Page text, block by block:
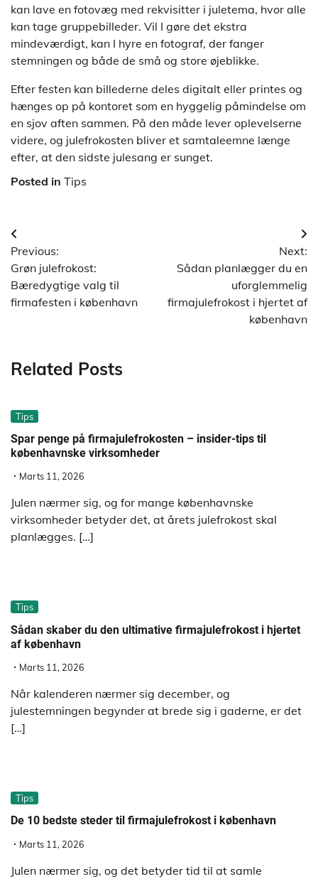
kan lave en fotovæg med rekvisitter i juletema, hvor alle
kan tage gruppebilleder. Vil I gøre det ekstra
mindeværdigt, kan I hyre en fotograf, der fanger
stemningen og både de små og store øjeblikke.
Efter festen kan billederne deles digitalt eller printes og
hænges op på kontoret som en hyggelig påmindelse om
en sjov aften sammen. På den måde lever oplevelserne
videre, og julefrokosten bliver et samtaleemne længe
efter, at den sidste julesang er sunget.
Posted in Tips
Indlægsnavigation
Previous:
Grøn julefrokost:
Bæredygtige valg til
firmafesten i københavn
Next:
Sådan planlægger du en
uforglemmelig
firmajulefrokost i hjertet af
københavn
Related Posts
Tips
Spar penge på firmajulefrokosten – insider-tips til
københavnske virksomheder
Marts 11, 2026
Julen nærmer sig, og for mange københavnske
virksomheder betyder det, at årets julefrokost skal
planlægges. […]
Tips
Sådan skaber du den ultimative firmajulefrokost i hjertet
af københavn
Marts 11, 2026
Når kalenderen nærmer sig december, og
julestemningen begynder at brede sig i gaderne, er det
[…]
Tips
De 10 bedste steder til firmajulefrokost i københavn
Marts 11, 2026
Julen nærmer sig, og det betyder tid til at samle